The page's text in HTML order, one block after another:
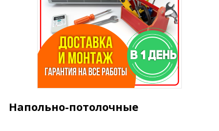
Напольно-потолочные